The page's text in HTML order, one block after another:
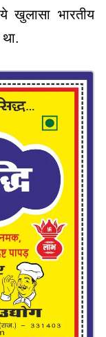
खुलासा भारतीय